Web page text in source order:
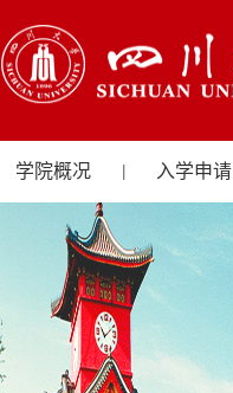
学院概况 入学申请